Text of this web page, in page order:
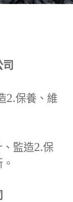
2.保養、維
監造2.保